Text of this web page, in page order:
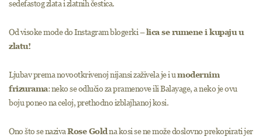
sedefastog zlata i zlatnih čestica.
Od visoke mode do Instagram blogerki –lica se rumene i kupaju u
zlatu!
Ljubav prema novootkrivenoj nijansi zaživela je i umodernim
frizurama: neko se odlučio za pramenove ili Balayage, a neko je ovu
boju poneo na celoj, prethodno izblajhanoj kosi.
Ono što se nazivaRose Goldna kosi se ne može doslovno prekopirati jer